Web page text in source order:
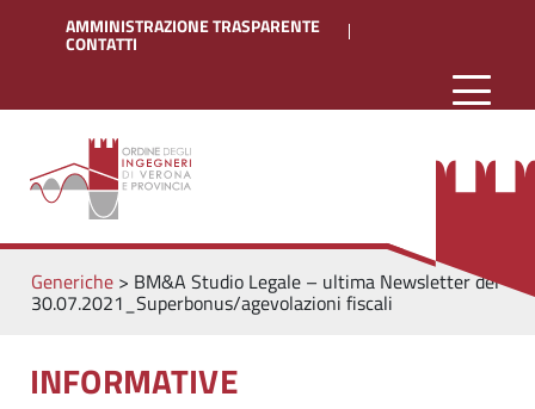
AMMINISTRAZIONE TRASPARENTE
CONTATTI
Generiche> BM&A Studio Legale – ultima Newsletter del
30.07.2021_Superbonus/agevolazioni fiscali
INFORMATIVE